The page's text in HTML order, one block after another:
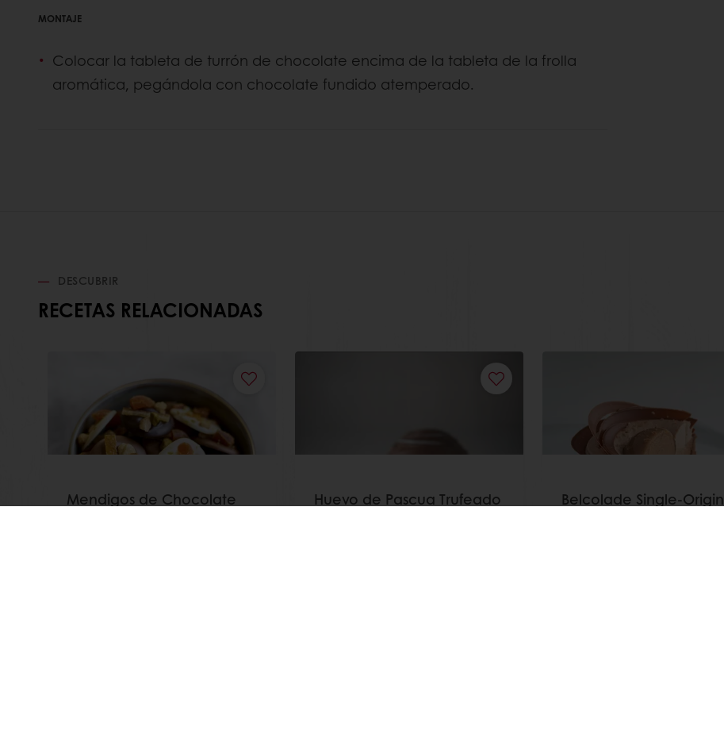
MONTAJE
Colocar la tableta de turrón de chocolate encima de la tableta de la frolla
aromática, pegándola con chocolate fundido atemperado.
DESCUBRIR
RECETAS RELACIONADAS
Mendigos de Chocolate
Huevo de Pascua Trufeado
Belcolade Single-Origin